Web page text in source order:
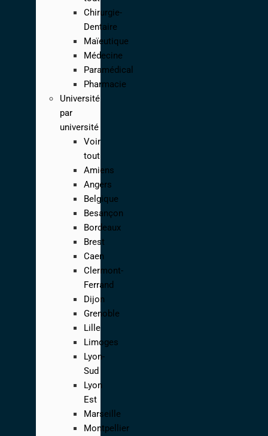
Chirurgie-
Dentaire
Maïeutique
Médecine
Paramédical
Pharmacie
Université
par
université
Voir
tout
Amiens
Angers
Belgique
Besançon
Bordeaux
Brest
Caen
Clermont-
Ferrand
Dijon
Grenoble
Lille
Limoges
Lyon-
Sud
Lyon
Est
Marseille
Montpellier